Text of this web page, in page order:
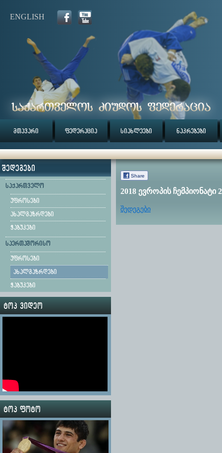
ENGLISH
მთავარი ფედერაცია სიახლეები ნაკრებები
შედეგები
საქართველო
უფროსები
ახალგაზრდები
ჭაბუკები
საერთაშორისო
უფროსები
ახალგაზრდები
ჭაბუკები
ტოპ ვიდეო
ტოპ ფოტო
Share
2018 ევროპის
შედეგები